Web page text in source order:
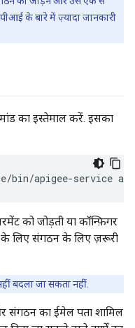
के बारे में ज़्यादा जानकारी
का इस्तेमाल करें. इसका
bin/apigee-service
को जोड़ती या कॉन्फ़िगर
लिए संगठन के लिए ज़रूरी
बदला जा सकता नहीं.
संगठन का ईमेल पता शामिल